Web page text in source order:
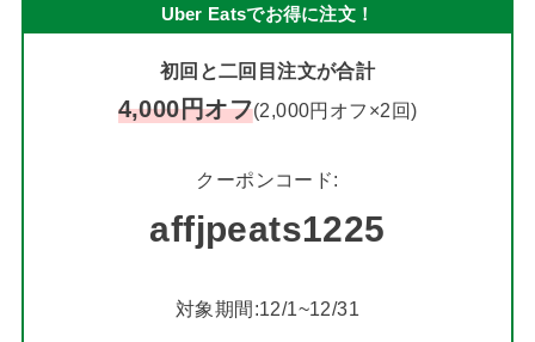
Uber Eatsでお得に注文！
初回と二回目注文が合計
4,000円オフ(2,000円オフ×2回)
クーポンコード:
affjpeats1225
対象期間:12/1~12/31